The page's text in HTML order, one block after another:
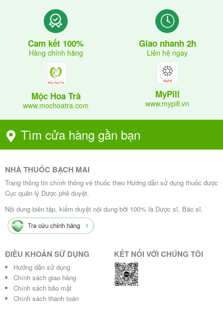
Tác dụng phụ ít gặp
Hệ cơ quan
Tác dụng phụ
Miễn dịch
Phản ứng dị ứng do Papain (ít gặp)
Lưu ý về tác dụng phụ
Các tác dụng phụ thườngnhẹ và tự giới hạn
không cần can thiệp đặc biệt
mẫn cảm với thành phần của thuốc
Nếu xuất hiện bất kỳ dấu hiệu bất thường nào, cần
ngừng sử dụngvà
Hiện chưa có báo cáo đầy đủ về tương tác thuốc của
Neopeptine. Tuy nhiên, để đảm bảo an toàn:
Luôn thông báo
Cam kết 100%
Hàng chính hãng
Giao nhanh 2h
Liên hệ ngay
Mộc Hoa Trà
www.mochoatra.com
MyPill
www.mypill.vn
Tìm cửa hàng gần bạn
NHÀ THUỐC BẠCH MAI
Trang thông tin chính thống về thuốc theo Hướng dẫn sử dụng thuốc được
Cục quản lý Dược phê duyệt.
Nội dung biên tập, kiểm duyệt nội dung bởi 100% là Dược sĩ, Bác sĩ.
ĐIỀU KHOẢN SỬ DỤNG
Hướng dẫn sử dụng
Chính sách giao hàng
Chính sách bảo mật
Chính sách thanh toán
KẾT NỐI VỚI CHÚNG TÔI